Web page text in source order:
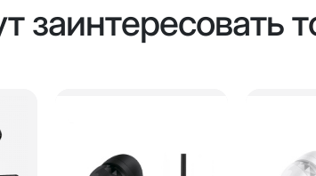
заинтересовать